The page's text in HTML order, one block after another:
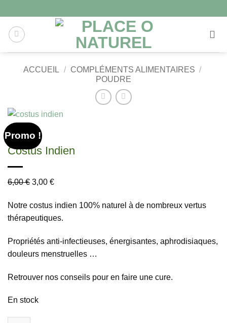
ACCUEIL / COMPLÉMENTS ALIMENTAIRES /
POUDRE
Promo !
Costus Indien
6,00€ 3,00 €
Notre costus indien 100% naturel à de nombreux vertus
thérapeutiques.
Propriétés anti-infectieuses, énergisantes, aphrodisiaques,
douleurs menstruelles …
Retrouver nos conseils pour en faire une cure.
En stock